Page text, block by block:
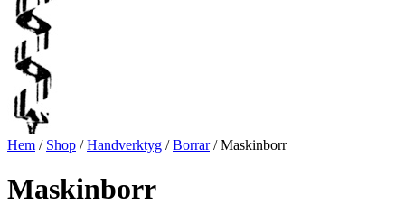
Hem / Shop /Handverktyg /Borrar/ Maskinborr
Maskinborr